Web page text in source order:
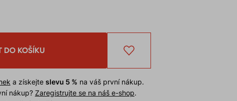
DO KOŠÍKU
a získejte slevu 5 % na váš první nákup.
nákup? Zaregistrujte se na náš e-shop.